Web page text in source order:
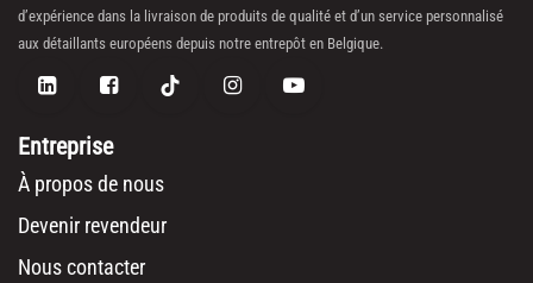
d’expérience dans la livraison de produits de qualité et d’un service personnalisé
aux détaillants européens depuis notre entrepôt en Belgique.
Entreprise
À propos de nous
Devenir revendeur
Nous contacter